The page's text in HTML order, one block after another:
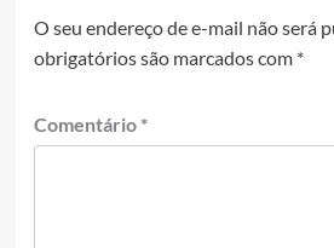
O seu endereço de e-mail não será
obrigatórios são marcados com *
Comentário *